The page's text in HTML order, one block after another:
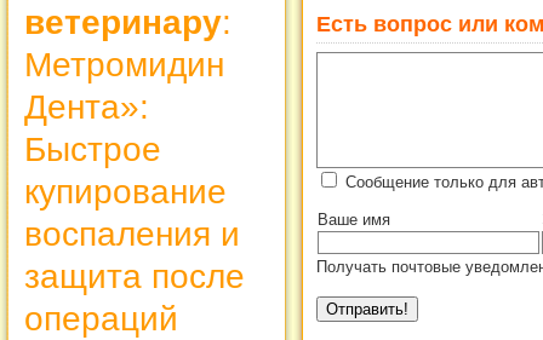
ветеринару:
Метромидин
Дента»:
Быстрое
купирование
воспаления и
защита после
операций
Есть вопрос или
Сообщение только для
Ваше имя
Получать почтовые